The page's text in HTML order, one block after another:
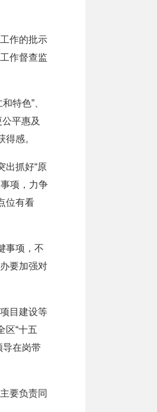
作的批示
作督查监
特色”、
平惠及
感。
出抓好“原
项，力争
位有看
事项，不
要加强对
目建设等
区“十五
导在岗带
要负责同